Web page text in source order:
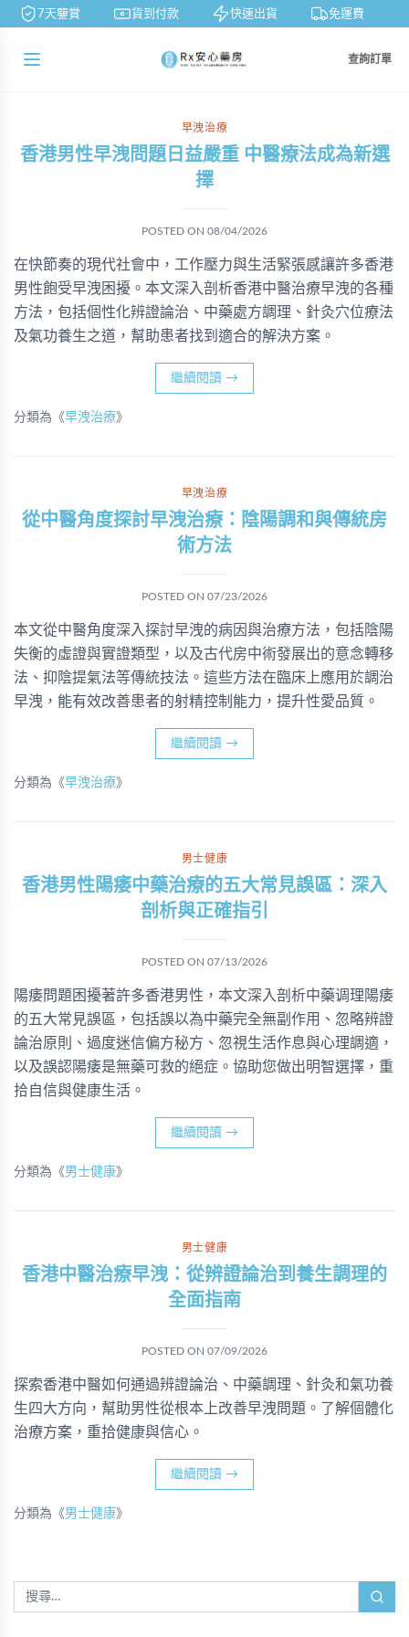
7天鑒賞 貨到付款 快速出貨 免運費
查詢訂單
早洩治療
香港男性早洩問題日益嚴重 中醫療法成為新選
擇
POSTED ON 08/04/2026
在快節奏的現代社會中，工作壓力與生活緊張感讓許多香港
男性飽受早洩困擾。本文深入剖析香港中醫治療早洩的各種
方法，包括個性化辨證論治、中藥處方調理、針灸穴位療法
及氣功養生之道，幫助患者找到適合的解決方案。
繼續閱讀 →
分類為《早洩治療》
早洩治療
從中醫角度探討早洩治療：陰陽調和與傳統房
術方法
POSTED ON 07/23/2026
本文從中醫角度深入探討早洩的病因與治療方法，包括陰陽
失衡的虛證與實證類型，以及古代房中術發展出的意念轉移
法、抑陰提氣法等傳統技法。這些方法在臨床上應用於調治
早洩，能有效改善患者的射精控制能力，提升性愛品質。
繼續閱讀 →
分類為《早洩治療》
男士健康
香港男性陽痿中藥治療的五大常見誤區：深入
剖析與正確指引
POSTED ON 07/13/2026
陽痿問題困擾著許多香港男性，本文深入剖析中藥调理陽痿
的五大常見誤區，包括誤以為中藥完全無副作用、忽略辨證
論治原則、過度迷信偏方秘方、忽視生活作息與心理調適，
以及誤認陽痿是無藥可救的絕症。協助您做出明智選擇，重
拾自信與健康生活。
繼續閱讀 →
分類為《男士健康》
男士健康
香港中醫治療早洩：從辨證論治到養生調理的
全面指南
POSTED ON 07/09/2026
探索香港中醫如何通過辨證論治、中藥調理、針灸和氣功養
生四大方向，幫助男性從根本上改善早洩問題。了解個體化
治療方案，重拾健康與信心。
繼續閱讀 →
分類為《男士健康》